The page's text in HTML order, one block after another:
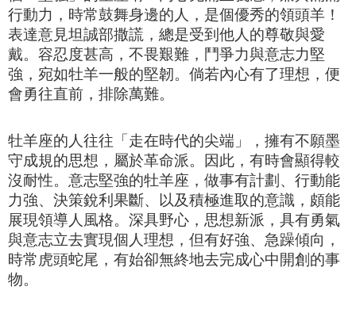
行動力，時常鼓舞身邊的人，是個優秀的領頭羊！
表達意見坦誠部撒謊，總是受到他人的尊敬與愛
戴。 容忍度甚高 ，不畏艱難，鬥爭力與意志力堅
強，宛如牡羊一般的堅韌。倘若內心有了理想，便
會勇往直前， 排除萬難。
牡羊座的人往往「走在時代的尖端」，擁有不願墨
守成規的思想，屬於革命派。因此，有時會顯得較
沒耐性。意志堅強的牡羊座，做事有計劃 、 行動能
力強、決策銳利 果斷、 以及積極進取的意識 ，頗能
展現領導人風格。深具野心，思想新派， 具有勇氣
與意志立去實現個人理想，但有好強、 急躁傾向，
時常虎頭蛇尾，有始卻無終地去完成心中開創的事
物。